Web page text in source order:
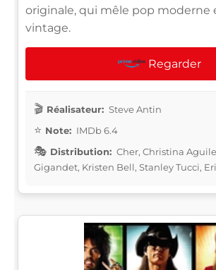
originale, qui mêle pop moderne
vintage.
Regarder
Réalisateur: Steve Antin
Note: IMDb 6.4
Distribution: Cher, Christina
Gigandet, Kristen Bell, Stanley Tucci,